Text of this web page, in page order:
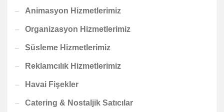
Animasyon Hizmetlerimiz
Organizasyon Hizmetlerimiz
Süsleme Hizmetlerimiz
Reklamcılık Hizmetlerimiz
Havai Fişekler
Catering & Nostaljik Satıcılar